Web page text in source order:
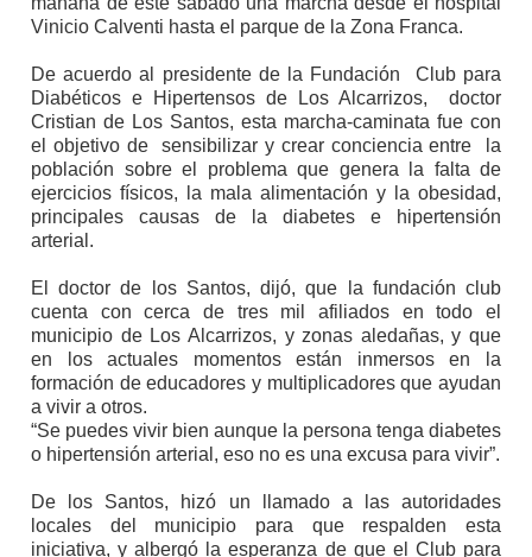
Vinicio Calventi hasta el parque de la Zona Franca.
De acuerdo al presidente de la Fundación Club para
Diabéticos e Hipertensos de Los Alcarrizos, doctor
Cristian de Los Santos, esta marcha-caminata fue con
el objetivo de sensibilizar y crear conciencia entre la
población sobre el problema que genera la falta de
ejercicios físicos, la mala alimentación y la obesidad,
principales causas de la diabetes e hipertensión
arterial.
El doctor de los Santos, dijó, que la fundación club
cuenta con cerca de tres mil afiliados en todo el
municipio de Los Alcarrizos, y zonas aledañas, y que
en los actuales momentos están inmersos en la
formación de educadores y multiplicadores que ayudan
a vivir a otros.
“Se puedes vivir bien aunque la persona tenga diabetes
o hipertensión arterial, eso no es una excusa para vivir”.
De los Santos, hizó un llamado a las autoridades
locales del municipio para que respalden esta
iniciativa, y albergó la esperanza de que el Club para